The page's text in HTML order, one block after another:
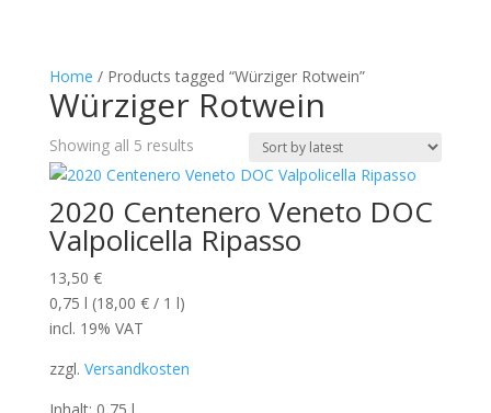
Home / Products tagged “Würziger Rotwein”
Würziger Rotwein
Showing all 5 resultsSorted
by
2020 Centenero Veneto DOC
Valpolicella Ripasso
13,50 €
0,75 l (18,00 €/ 1 l)
incl. 19% VAT
zzgl. Versandkosten